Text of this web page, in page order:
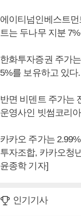
에이티넘인베스트
트는 두나무 지분
한화투자증권 주가
5%를 보유하고 있다.
반면 비덴트 주가는
운영사인 빗썸코리
카카오 주가는
투자조합, 카카오청
윤종학 기자]
인기기사